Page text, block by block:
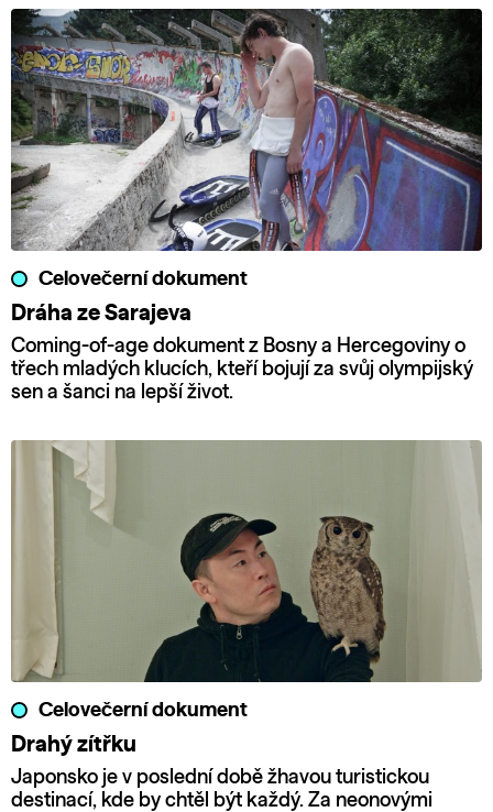
Celovečerní dokument
Dráha ze Sarajeva
Coming-of-age dokument z Bosny a Hercegoviny o
třech mladých klucích, kteří bojují za svůj olympijský
sen a šanci na lepší život.
Celovečerní dokument
Drahý zítřku
Japonsko je v poslední době žhavou turistickou
destinací, kde by chtěl být každý. Za neonovými